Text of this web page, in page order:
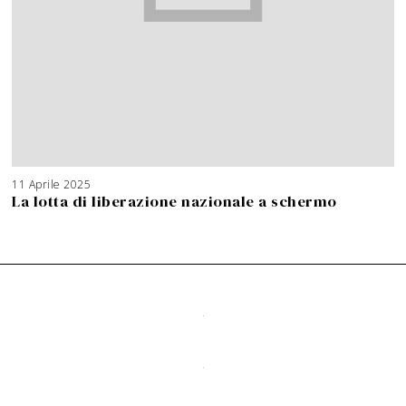
11 Aprile 2025
La lotta di liberazione nazionale a schermo